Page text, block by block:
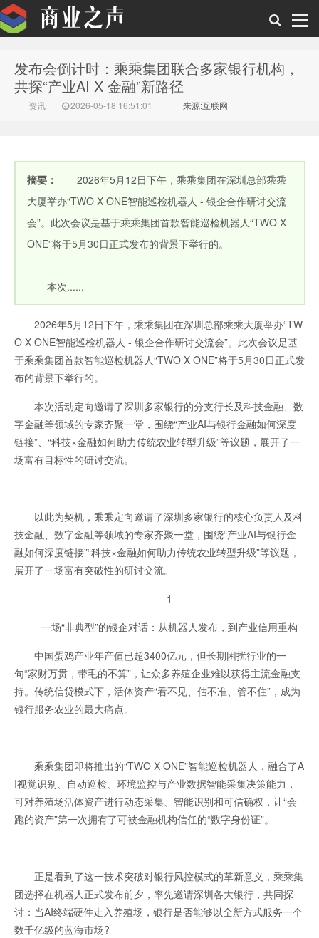
商业之声
发布会倒计时：乘乘集团联合多家银行机构，
共探“产业AI X 金融”新路径
资讯 2026-05-18 16:51:01 来源:互联网
摘要：
2026年5月12日下午，乘乘集团在深圳总部乘乘
大厦举办“TWO X ONE智能巡检机器人 - 银企合作研讨交流
会”。此次会议是基于乘乘集团首款智能巡检机器人“TWO X
ONE”将于5月30日正式发布的背景下举行的。
本次......
2026年5月12日下午，乘乘集团在深圳总部乘乘大厦举办“TW
O X ONE智能巡检机器人 - 银企合作研讨交流会”。此次会议是基
于乘乘集团首款智能巡检机器人“TWO X ONE”将于5月30日正式发
布的背景下举行的。
本次活动定向邀请了深圳多家银行的分支行长及科技金融、数
字金融等领域的专家齐聚一堂，围绕“产业AI与银行金融如何深度
链接”、“科技×金融如何助力传统农业转型升级”等议题，展开了一
场富有目标性的研讨交流。
以此为契机，乘乘定向邀请了深圳多家银行的核心负责人及科
技金融、数字金融等领域的专家齐聚一堂，围绕“产业AI与银行金
融如何深度链接”“科技×金融如何助力传统农业转型升级”等议题，
展开了一场富有突破性的研讨交流。
1
一场“非典型”的银企对话：从机器人发布，到产业信用重构
中国蛋鸡产业年产值已超3400亿元，但长期困扰行业的一
句“家财万贯，带毛的不算”，让众多养殖企业难以获得主流金融支
持。传统信贷模式下，活体资产“看不见、估不准、管不住”，成为
银行服务农业的最大痛点。
乘乘集团即将推出的“TWO X ONE”智能巡检机器人，融合了A
I视觉识别、自动巡检、环境监控与产业数据智能采集决策能力，
可对养殖场活体资产进行动态采集、智能识别和可信确权，让“会
跑的资产”第一次拥有了可被金融机构信任的“数字身份证”。
正是看到了这一技术突破对银行风控模式的革新意义，乘乘集
团选择在机器人正式发布前夕，率先邀请深圳各大银行，共同探
讨：当AI终端硬件走入养殖场，银行是否能够以全新方式服务一个
数千亿级的蓝海市场?